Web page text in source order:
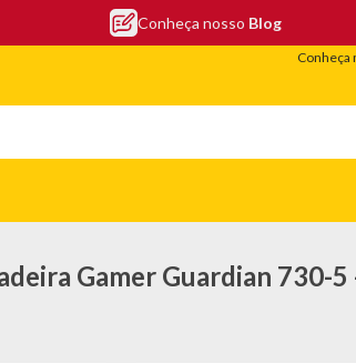
Conheça nosso Blog
Conheça
Gamer Guardian 730-